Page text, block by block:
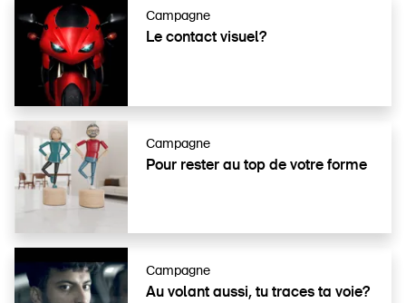
Campagne
Le contact visuel?
Campagne
Pour rester au top de votre forme
Campagne
Au volant aussi, tu traces ta voie?